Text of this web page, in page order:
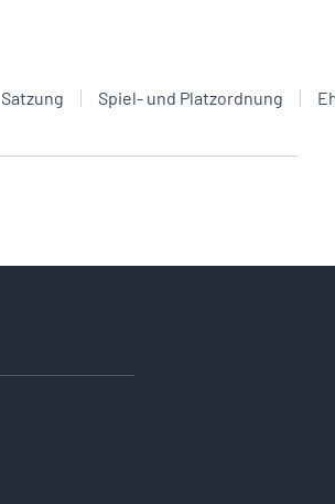
Satzung Spiel- und Platzordnung